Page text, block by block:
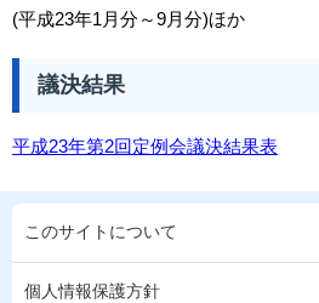
(平成23年1月分～9月分)ほか
議決結果
平成23年第2回定例会議決結果表
このサイトについて
個人情報保護方針